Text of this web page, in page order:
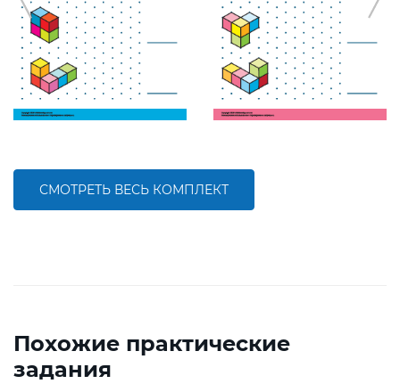
СМОТРЕТЬ ВЕСЬ КОМПЛЕКТ
Похожие практические
задания